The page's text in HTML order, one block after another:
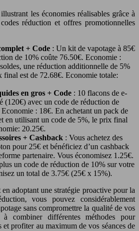
les économies réalisables grâce à
réduction et offres promotionnelles
+ Code : Un kit de vapotage à 85€
de 10% coûte 76.50€. Economie :
une réduction additionnelle de 5%
final est de 72.68€. Economie totale:
en gros + Code : 10 flacons de e-
(120€) avec un code de réduction de
: 18€. En achetant un pack de
en utilisant un code de 5%, le prix final
20.25€.
+ Cashback : Vous achetez des
pour 25€ et bénéficiez d’un cashback
partenaire. Vous économisez 1.25€.
un code de réduction de 10% sur votre
un total de 3.75€ (25€ x 15%).
adoptant une stratégie proactive pour la
vous pouvez considérablement
sans compromettre la qualité de vos
à combiner différentes méthodes pour
profiter au maximum de vos séances de